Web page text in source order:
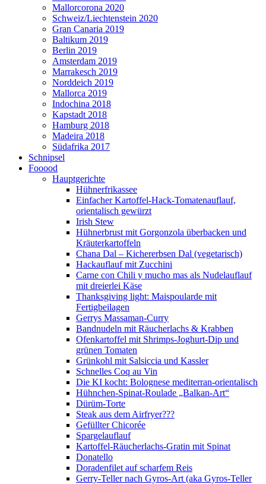
Mallorcorona 2020
Schweiz/Liechtenstein 2020
Gran Canaria 2019
Baltikum 2019
Berlin 2019
Amsterdam 2019
Marrakesch 2019
Norddeich 2019
Mallorca 2019
Indochina 2018
Kapstadt 2018
Hamburg 2018
Madeira 2018
Südafrika 2017
Schnipsel
Fooood
Hauptgerichte
Hühnerfrikassee
Einfacher Kartoffel-Hack-Tomatenauflauf,
orientalisch gewürzt
Irish Stew
Hühnerbrust mit Gorgonzola überbacken und
Kräuterkartoffeln
Chana Dal – Kichererbsen Dal (vegetarisch)
Hackauflauf mit Zucchini
Carne con Chili y mucho mas als Nudelauflauf
mit dreierlei Käse
Thanksgiving light: Maispoularde mit
Fertigbeilagen
Gerrys Massaman-Curry
Bandnudeln mit Räucherlachs & Krabben
Ofenkartoffel mit Shrimps-Joghurt-Dip und
grünen Tomaten
Grünkohl mit Salsiccia und Kassler
Schnelles Coq au Vin
Die KI kocht: Bolognese mediterran-orientalisch
Hühnchen-Spinat-Roulade „Balkan-Art“
Dürüm-Torte
Steak aus dem Airfryer???
Gefüllter Chicorée
Spargelauflauf
Kartoffel-Räucherlachs-Gratin mit Spinat
Donatello
Doradenfilet auf scharfem Reis
Gerry-Teller nach Gyros-Art (aka Gyros-Teller